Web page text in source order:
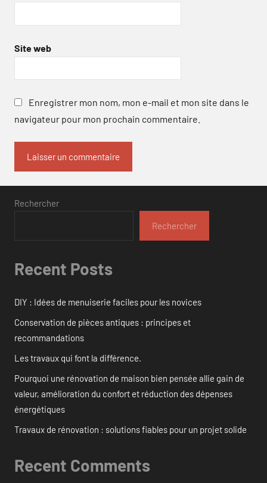
Site web
Enregistrer mon nom, mon e-mail et mon site dans le
navigateur pour mon prochain commentaire.
Rechercher
Rechercher
Recent Posts
DIY : Idées de menuiserie faciles pour les novices
Conservation de pièces antiques : principes et
recommandations
Les travaux qui font la différence.
Pourquoi une rénovation de maison bien pensée allie gain de
valeur, amélioration du confort et réduction des dépenses
énergétiques
Travaux de rénovation : solutions fiables pour un projet solide
Recent Comments